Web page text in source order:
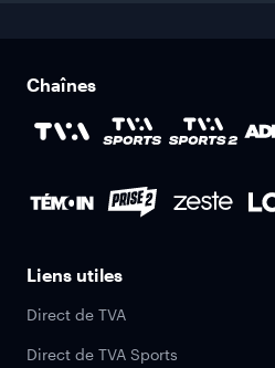
Chaînes
Liens utiles
Direct de TVA
Direct de TVA Sports